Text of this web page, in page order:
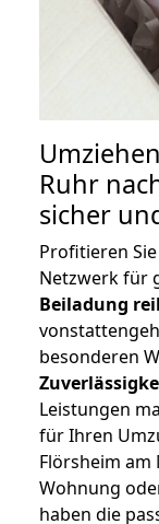
Ruhr
sicher
Profitieren
Netzwerk für
Beiladung
besonderen
Leistungen
für Ihren
Flörsheim am
Wohnung
haben die